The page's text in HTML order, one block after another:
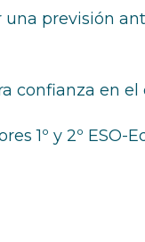
una previsión
confianza en el
1º y 2º ESO-